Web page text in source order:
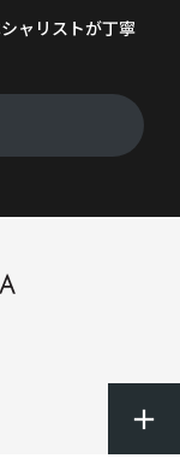
ャリストが丁寧